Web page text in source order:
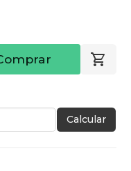
Calcular